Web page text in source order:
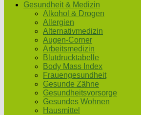
Gesundheit & Medizin
Alkohol & Drogen
Allergien
Alternativmedizin
Augen-Corner
Arbeitsmedizin
Blutdrucktabelle
Body Mass Index
Frauengesundheit
Gesunde Zähne
Gesundheitsvorsorge
Gesundes Wohnen
Hausmittel